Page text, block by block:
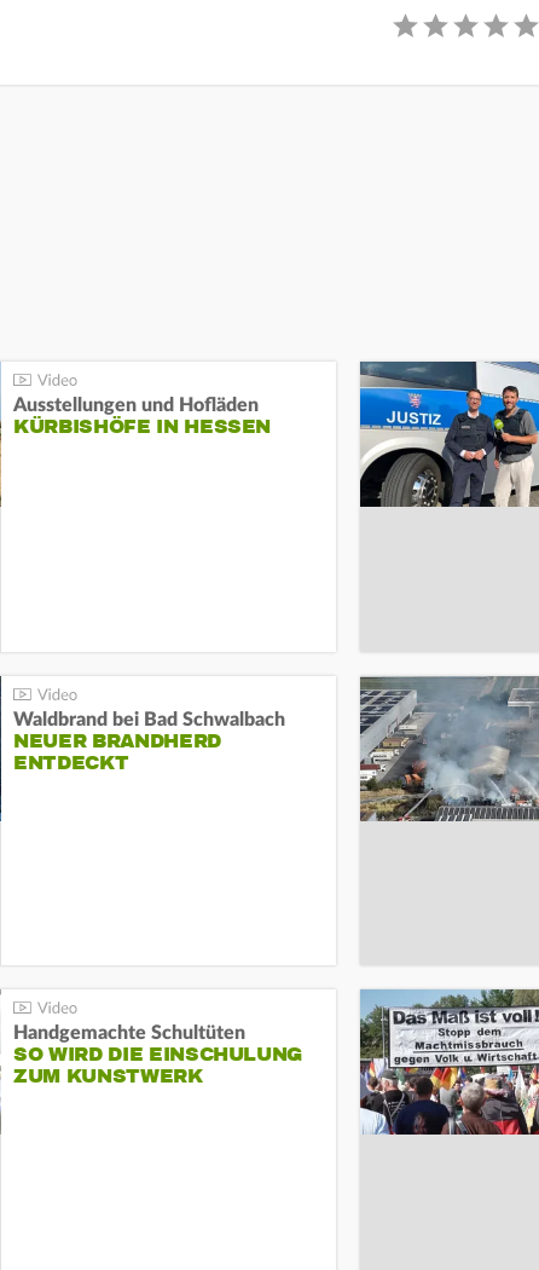
Ausstellungen und Hofläden
KÜRBISHÖFE IN HESSEN
Waldbrand bei Bad Schwalbach
NEUER BRANDHERD
ENTDECKT
Handgemachte Schultüten
SO WIRD DIE EINSCHULUNG
ZUM KUNSTWERK